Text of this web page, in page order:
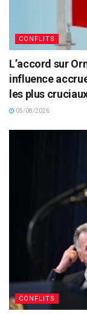
CONFLITS
L’accord sur
influence
les plus
05/08/2026
CONFLITS